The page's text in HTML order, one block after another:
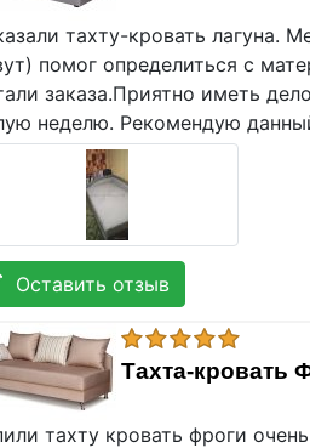
тахту-кровать лагуна.
помог определиться с
заказа.Приятно иметь
неделю. Рекомендую
Оставить отзыв
Тахта-кровать
тахту кровать фроги